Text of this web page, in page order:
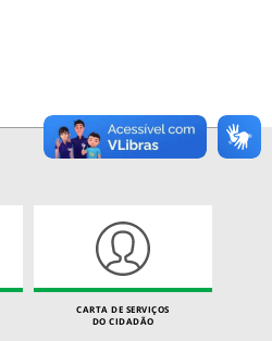
CARTA DE SERVIÇOS
DO CIDADÃO